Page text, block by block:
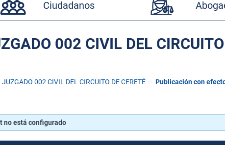
Ciudadanos
002 CIVIL DEL CIRCUITO
JUZGADO 002 CIVIL DEL CIRCUITO DE CERETÉ Publicación con
no está configurado